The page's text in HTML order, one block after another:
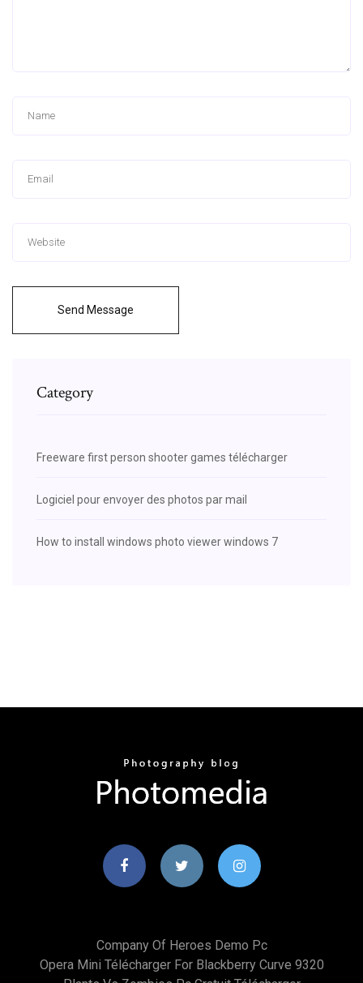
Send Message
Category
Freeware first person shooter games télécharger
Logiciel pour envoyer des photos par mail
How to install windows photo viewer windows 7
Company Of Heroes Demo Pc
Opera Mini Télécharger For Blackberry Curve 9320